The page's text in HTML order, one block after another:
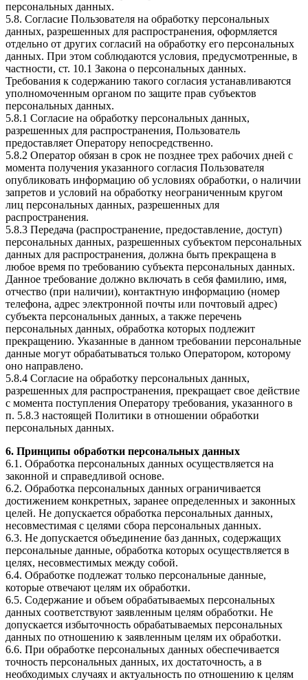
персональных данных.
5.8. Согласие Пользователя на обработку персональных
данных, разрешенных для распространения, оформляется
отдельно от других согласий на обработку его персональных
данных. При этом соблюдаются условия, предусмотренные, в
частности, ст. 10.1 Закона о персональных данных.
Требования к содержанию такого согласия устанавливаются
уполномоченным органом по защите прав субъектов
персональных данных.
5.8.1 Согласие на обработку персональных данных,
разрешенных для распространения, Пользователь
предоставляет Оператору непосредственно.
5.8.2 Оператор обязан в срок не позднее трех рабочих дней с
момента получения указанного согласия Пользователя
опубликовать информацию об условиях обработки, о наличии
запретов и условий на обработку неограниченным кругом
лиц персональных данных, разрешенных для
распространения.
5.8.3 Передача (распространение, предоставление, доступ)
персональных данных, разрешенных субъектом персональных
данных для распространения, должна быть прекращена в
любое время по требованию субъекта персональных данных.
Данное требование должно включать в себя фамилию, имя,
отчество (при наличии), контактную информацию (номер
телефона, адрес электронной почты или почтовый адрес)
субъекта персональных данных, а также перечень
персональных данных, обработка которых подлежит
прекращению. Указанные в данном требовании персональные
данные могут обрабатываться только Оператором, которому
оно направлено.
5.8.4 Согласие на обработку персональных данных,
разрешенных для распространения, прекращает свое действие
с момента поступления Оператору требования, указанного в
п. 5.8.3 настоящей Политики в отношении обработки
персональных данных.
6. Принципы обработки персональных данных
6.1. Обработка персональных данных осуществляется на
законной и справедливой основе.
6.2. Обработка персональных данных ограничивается
достижением конкретных, заранее определенных и законных
целей. Не допускается обработка персональных данных,
несовместимая с целями сбора персональных данных.
6.3. Не допускается объединение баз данных, содержащих
персональные данные, обработка которых осуществляется в
целях, несовместимых между собой.
6.4. Обработке подлежат только персональные данные,
которые отвечают целям их обработки.
6.5. Содержание и объем обрабатываемых персональных
данных соответствуют заявленным целям обработки. Не
допускается избыточность обрабатываемых персональных
данных по отношению к заявленным целям их обработки.
6.6. При обработке персональных данных обеспечивается
точность персональных данных, их достаточность, а в
необходимых случаях и актуальность по отношению к целям